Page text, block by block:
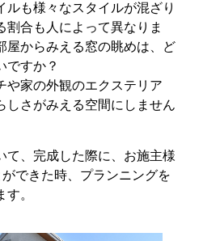
も様々なスタイルが混ざり
割合も人によって異なりま
屋からみえる窓の眺めは、ど
ですか？
家の外観のエクステリア
しさがみえる空間にしません
て、完成した際に、お施主様
できた時、プランニングを
。